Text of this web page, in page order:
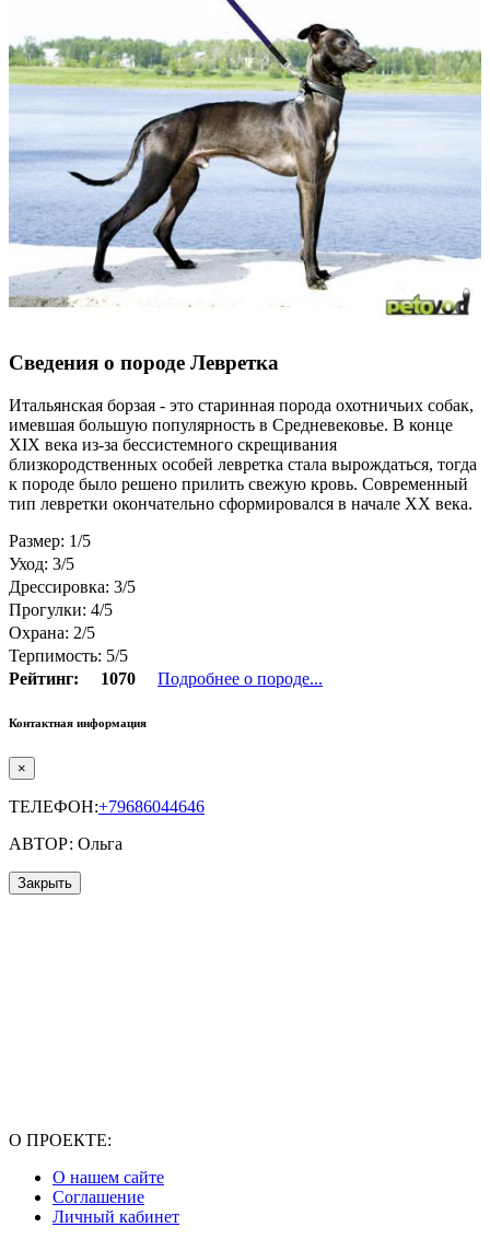
Сведения о породе Левретка
Итальянская борзая - это старинная порода охотничьих собак,
имевшая большую популярность в Средневековье. В конце
XIX века из-за бессистемного скрещивания
близкородственных особей левретка стала вырождаться, тогда
к породе было решено прилить свежую кровь. Современный
тип левретки окончательно сформировался в начале XX века.
Размер: 1/5
Уход: 3/5
Дрессировка: 3/5
Прогулки: 4/5
Охрана: 2/5
Терпимость: 5/5
Рейтинг:
1070 Подробнее о породе...
Контактная информация
×
ТЕЛЕФОН:+79686044646
АВТОР: Ольга
Закрыть
О ПРОЕКТЕ:
О нашем сайте
Соглашение
Личный кабинет